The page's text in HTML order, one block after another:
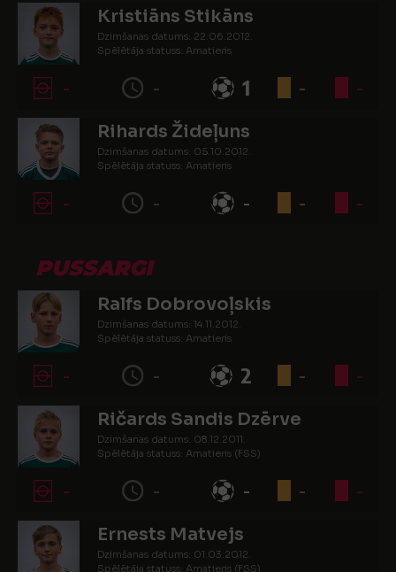
Kristiāns Stikāns
Dzimšanas datums: 22.06.2012.
Spēlētāja statuss: Amatieris
- - 1 - -
Rihards Žideļuns
Dzimšanas datums: 05.10.2012.
Spēlētāja statuss: Amatieris
- - - - -
PUSSARGI
Ralfs Dobrovoļskis
Dzimšanas datums: 14.11.2012.
Spēlētāja statuss: Amatieris
- - 2 - -
Ričards Sandis Dzērve
Dzimšanas datums: 08.12.2011.
Spēlētāja statuss: Amatieris (FSS)
- - - - -
Ernests Matvejs
Dzimšanas datums: 01.03.2012.
Spēlētāja statuss: Amatieris (FSS)